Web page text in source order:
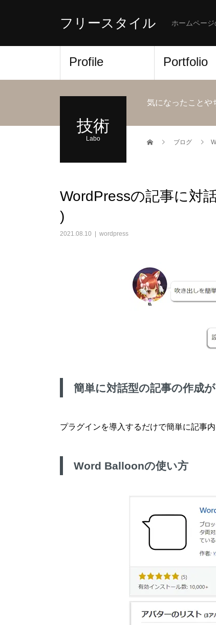
フリースタイル ホームペー
Profile Portfolio
技術
Labo
気になったことや
ブログ
WordPressの記事に対
)
2021.08.10 wordpress
簡単に対話型の記事の作成
プラグインを導入するだけで簡単に記事
Word Balloonの使い方